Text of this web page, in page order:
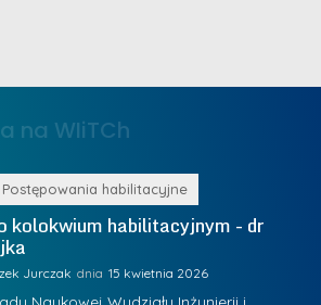
na WIiTCh
Postępowania habilitacyjne
kolokwium habilitacyjnym - dr
Jurczak 15 kwietnia 2026
ż
M
r
i
K